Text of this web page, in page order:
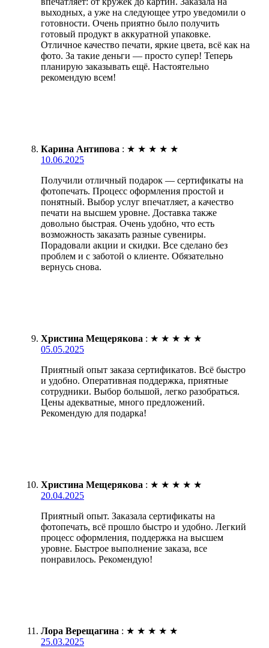
выходных, а уже на следующее утро уведомили о
готовности. Очень приятно было получить
готовый продукт в аккуратной упаковке.
Отличное качество печати, яркие цвета, всё как на
фото. За такие деньги — просто супер! Теперь
планирую заказывать ещё. Настоятельно
рекомендую всем!
Карина Антипова : ★ ★ ★ ★ ★
10.06.2025
Получили отличный подарок — сертификаты на
фотопечать. Процесс оформления простой и
понятный. Выбор услуг впечатляет, а качество
печати на высшем уровне. Доставка также
довольно быстрая. Очень удобно, что есть
возможность заказать разные сувениры.
Порадовали акции и скидки. Все сделано без
проблем и с заботой о клиенте. Обязательно
вернусь снова.
Христина Мещерякова : ★ ★ ★ ★ ★
05.05.2025
Приятный опыт заказа сертификатов. Всё быстро
и удобно. Оперативная поддержка, приятные
сотрудники. Выбор большой, легко разобраться.
Цены адекватные, много предложений.
Рекомендую для подарка!
Христина Мещерякова : ★ ★ ★ ★ ★
20.04.2025
Приятный опыт. Заказала сертификаты на
фотопечать, всё прошло быстро и удобно. Легкий
процесс оформления, поддержка на высшем
уровне. Быстрое выполнение заказа, все
понравилось. Рекомендую!
Лора Верещагина : ★ ★ ★ ★ ★
25.03.2025